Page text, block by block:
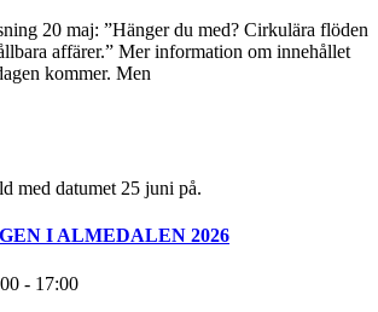
20 maj: ”Hänger du med? Cirkulära flöden
affärer.” Mer information om innehållet
kommer. Men
I ALMEDALEN 2026
- 17:00